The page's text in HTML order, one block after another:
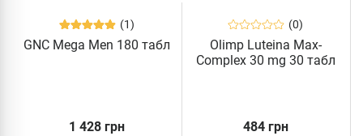
(1)
GNC Mega Men 180 табл
1 428 грн
(0)
Olimp Luteina Max-
Complex 30 mg 30 табл
484 грн